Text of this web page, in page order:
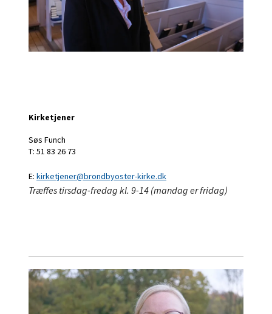
Kirketjener
Søs Funch
T: 51 83 26 73
E: kirketjener@brondbyoster-kirke.dk
Træffes tirsdag-fredag kl. 9-14 (mandag er fridag)